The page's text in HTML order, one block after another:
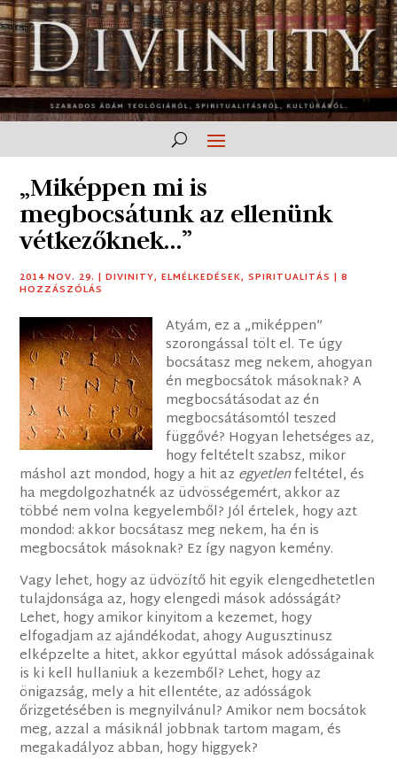
„Miképpen mi is
megbocsátunk az ellenünk
vétkezőknek…”
2014 NOV. 29. |DIVINITY,ELMÉLKEDÉSEK,SPIRITUALITÁS |8
HOZZÁSZÓLÁS
Atyám, ez a „miképpen”
szorongással tölt el. Te úgy
bocsátasz meg nekem, ahogyan
én megbocsátok másoknak? A
megbocsátásodat az én
megbocsátásomtól teszed
függővé? Hogyan lehetséges az,
hogy feltételt szabsz, mikor
máshol azt mondod, hogy a hit az egyetlenfeltétel, és
ha megdolgozhatnék az üdvösségemért, akkor az
többé nem volna kegyelemből? Jól értelek, hogy azt
mondod: akkor bocsátasz meg nekem, ha én is
megbocsátok másoknak? Ez így nagyon kemény.
Vagy lehet, hogy az üdvözítő hit egyik elengedhetetlen
tulajdonsága az, hogy elengedi mások adósságát?
Lehet, hogy amikor kinyitom a kezemet, hogy
elfogadjam az ajándékodat, ahogy Augusztinusz
elképzelte a hitet, akkor egyúttal mások adósságainak
is ki kell hullaniuk a kezemből? Lehet, hogy az
önigazság, mely a hit ellentéte, az adósságok
őrizgetésében is megnyilvánul? Amikor nem bocsátok
meg, azzal a másiknál jobbnak tartom magam, és
megakadályoz abban, hogy higgyek?